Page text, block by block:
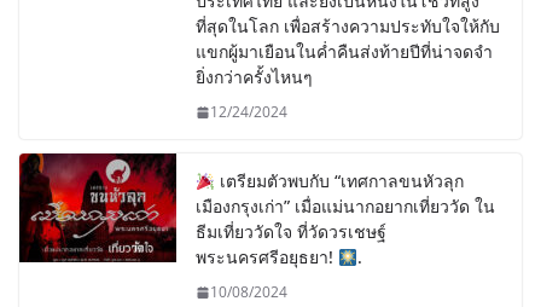
ที่สุดในโลก เพื่อสร้างความประทับใจให้กับ
แขกผู้มาเยือนในค่ำคืนส่งท้ายปีที่น่าจดจำ
ยิ่งกว่าครั้งไหนๆ
12/24/2024
เตรียมตัวพบกับ “เทศกาลขนหัวลุก
เมืองกรุงเก่า” เมื่อแม่นากอยากเที่ยววัด ใน
ธีมเที่ยววัดใจ ที่วัดวรเชษฐ์
พระนครศรีอยุธยา!
.
10/08/2024